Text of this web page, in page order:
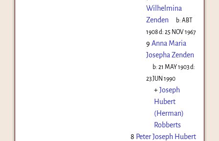
Wilhelmina
Zenden
b:ABT
1908d: 25 NOV 1967
9 Anna Maria
Josepha Zenden
b:21 MAY 1903d:
23 JUN 1990
+Joseph
Hubert
(Herman)
Robberts
8 Peter Joseph Hubert